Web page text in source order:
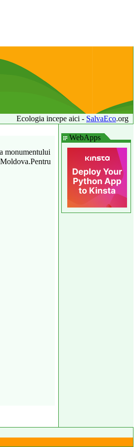
Ecologia incepe aici - SalvaEco.org
monumentului
WebApps